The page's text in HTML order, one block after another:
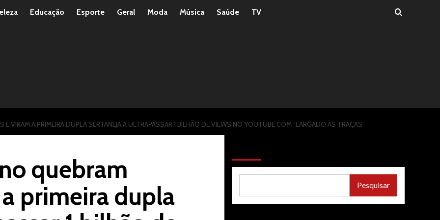
Educação Esporte Geral Moda Música Saúde TV
VIRAM A PRIMEIRA DUPLA SERTANEJA A ULTRAPASSAR 1 BILHÃO DE VIEWS NO YOUTUBE COM “LARGADO ÀS TRAÇAS”
quebram
primeira dupla
Pesquisar